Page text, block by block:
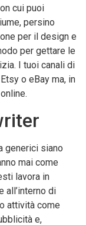
cui puoi
persino
per il design e
per gettare le
I tuoi canali di
o eBay ma, in
generici siano
mai come
lavora in
all’interno di
attività come
e,